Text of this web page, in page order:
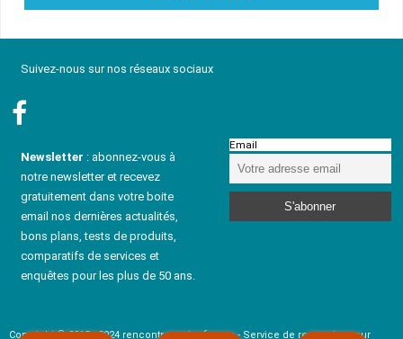
Suivez-nous sur nos réseaux sociaux
Newsletter : abonnez-vous à
notre newsletter et recevez
gratuitement dans votre boite
email nos dernières actualités,
bons plans, tests de produits,
comparatifs de services et
enquêtes pour les plus de 50 ans.
Email
Copyright © 2015 - 2024 rencontresenior-fr.com - Service de rencontre pour